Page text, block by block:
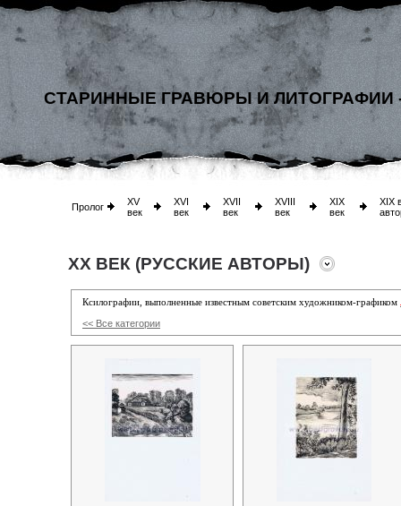
СТАРИННЫЕ ГРАВЮРЫ И ЛИТОГРАФИИ
Пролог
XV
век
XVI
век
XVII
век
XVIII
век
XIX
век
XIX
XX ВЕК (РУССКИЕ АВТОРЫ)
Ксилографии, выполненные известным советским художником-графиком
<< Все категории